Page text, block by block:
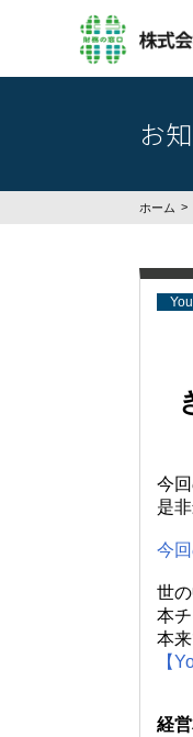
お
ホーム
今
是
今
世
本
本
【
経